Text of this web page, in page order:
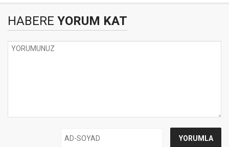
HABERE YORUM KAT